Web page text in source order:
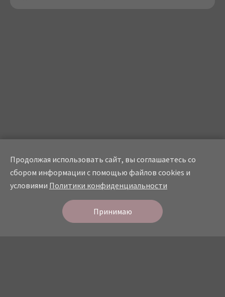
СТУДИЯ КРАСОТЫ
Продолжая использовать сайт, вы соглашаетесь со
сбором информации с помощью файлов cookies и
условиями Политики конфиденциальности
Принимаю